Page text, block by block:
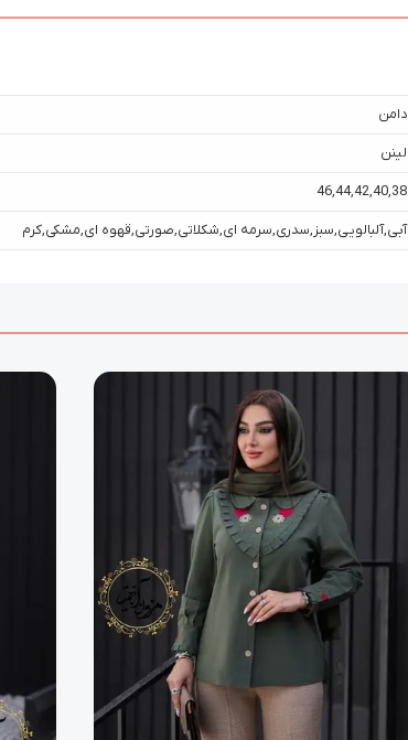
دامن
لینن
38
,
40
,
42
,
44
,
46
آبی,آلبالویی,سبز,سدری,سرمه ای,شکلاتی,صورتی,قهوه ای,مشکی,کرم